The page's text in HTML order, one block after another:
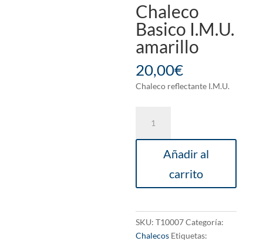
Chaleco
Basico I.M.U.
amarillo
20,00€
Chaleco reflectante I.M.U.
Basico
I.M.U.
amarilloAñadir al
carrito
SKU:T10007Categoría:
Chalecos Etiquetas: